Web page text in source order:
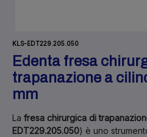
KLS-EDT229.205.050
Edenta fresa
trapanazione a
mm
La fresa chirurgica di
EDT229.205.050) è uno